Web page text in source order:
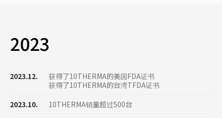
2023
2023.12.
获得了10THERMA的美国FDA证书
获得了10THERMA的台湾TFDA证书
2023.10.
10THERMA销量超过500台